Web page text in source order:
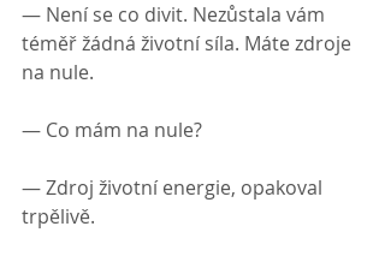
— Není se co divit. Nezůstala vám
téměř žádná životní síla. Máte zdroje
na nule.
— Co mám na nule?
— Zdroj životní energie, opakoval
trpělivě.